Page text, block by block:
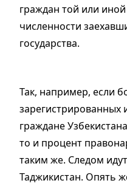
граждан той или
численности
государства.
Так, например, если
зарегистрированных
граждане
то и процент
таким же. Следом
Таджикистан. Опять